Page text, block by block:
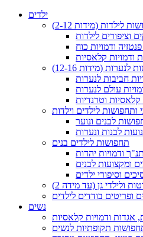
ילדים
לילדות (מידות 2-12)
וציפורים לילדות
ודמויות כוח
ודמויות קלאסיות
לנערות (מידות 12-16)
חביבות לנערות
עולם לנערות
קלאסיות וטרנדיות
ותחפושות לילדים וילדות
לבנים ונוער
לבנות ונערות
תחפושות לילדים בנים
ודמויות יהדות
ומקצועות לבנים
וסיפורי ילדים
ולילדי גן (עד מידה 2)
ופריטים בודדים לילדים
נשים
אגדות ודמויות קלאסיות
תקופתיות לנשים